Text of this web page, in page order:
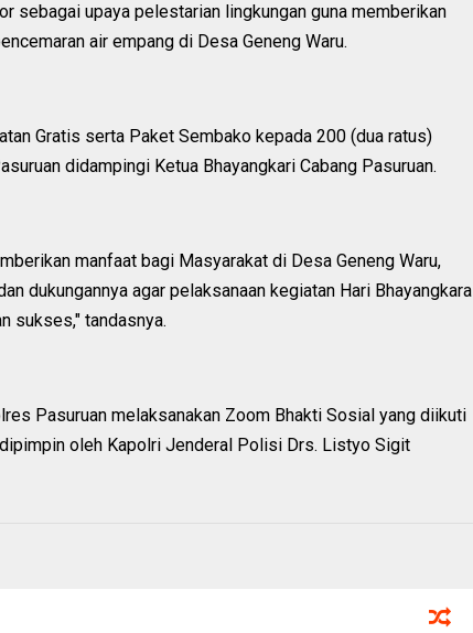
sebagai upaya pelestarian lingkungan guna memberikan
air empang di Desa Geneng Waru.
Gratis serta Paket Sembako kepada 200 (dua ratus)
didampingi Ketua Bhayangkari Cabang Pasuruan.
manfaat bagi Masyarakat di Desa Geneng Waru,
dukungannya agar pelaksanaan kegiatan Hari Bhayangkara
sukses," tandasnya.
Pasuruan melaksanakan Zoom Bhakti Sosial yang diikuti
oleh Kapolri Jenderal Polisi Drs. Listyo Sigit